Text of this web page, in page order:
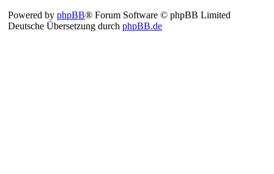
Powered by phpBB® Forum Software © phpBB Limited
Deutsche Übersetzung durch phpBB.de